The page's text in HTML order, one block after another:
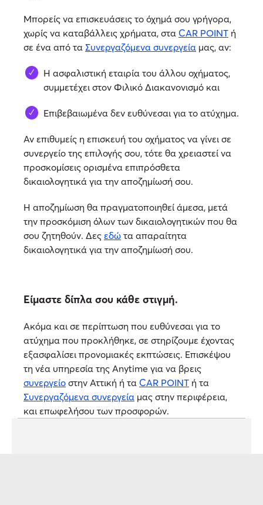
Μπορείς να επισκευάσεις το όχημά σου γρήγορα,
χωρίς να καταβάλλεις χρήματα, στα CAR POINT ή
σε ένα από τα Συνεργαζόμενα συνεργεία μας, αν:
H ασφαλιστική εταιρία του άλλου οχήματος,
συμμετέχει στον Φιλικό Διακανονισμό και
Επιβεβαιωμένα δεν ευθύνεσαι για το ατύχημα.
Αν επιθυμείς η επισκευή του οχήματος να γίνει σε
συνεργείο της επιλογής σου, τότε θα χρειαστεί να
προσκομίσεις ορισμένα επιπρόσθετα
δικαιολογητικά για την αποζημίωσή σου.
Η αποζημίωση θα πραγματοποιηθεί άμεσα, μετά
την προσκόμιση όλων των δικαιολογητικών που θα
σου ζητηθούν. Δες εδώ τα απαραίτητα
δικαιολογητικά για την αποζημίωσή σου.
Είμαστε δίπλα σου κάθε στιγμή.
Ακόμα και σε περίπτωση που ευθύνεσαι για το
ατύχημα που προκλήθηκε, σε στηρίζουμε έχοντας
εξασφαλίσει προνομιακές εκπτώσεις. Επισκέψου
τη νέα υπηρεσία της Anytime για να βρεις
συνεργείο στην Αττική ή τα CAR POINT ή τα
Συνεργαζόμενα συνεργεία μας στην περιφέρεια,
και επωφελήσου των προσφορών.